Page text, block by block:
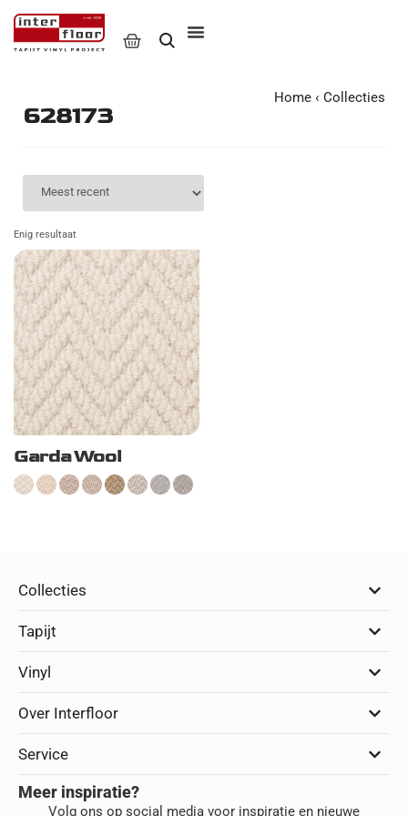
628173
Home ‹ Collecties
Enig resultaat
Garda Wool
Collecties
Tapijt
Vinyl
Over Interfloor
Service
Meer inspiratie?
Volg ons op social media voor inspiratie en nieuwe